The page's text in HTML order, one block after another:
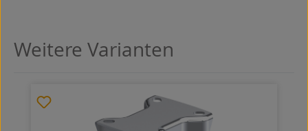
Produktgalerie überspringen
Weitere Varianten